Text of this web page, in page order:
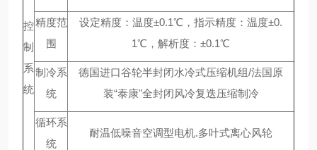
控
制
系
统
精度范
围
设定精度：温度±0.1℃，指示精度：温度±0.
1℃，解析度：±0.1℃
制冷系
统
德国进口谷轮半封闭水冷式压缩机组/法国原
装“泰康"全封闭风冷复迭压缩制冷
循环系
统
耐温低噪音空调型电机.多叶式离心风轮